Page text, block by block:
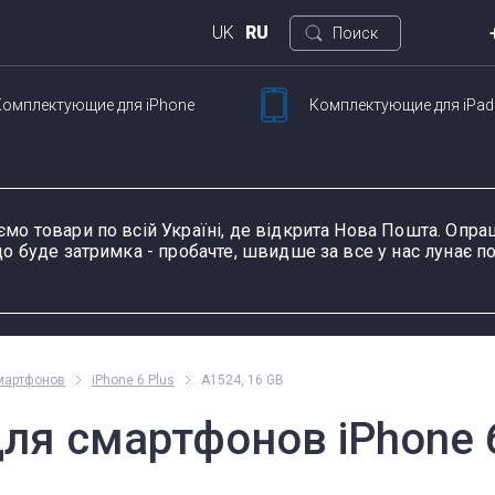
товари по всій Україні, де відкрита Нова Пошта.
затримка - пробачте, швидше за все у нас лунає
UK RU Поиск
Киев
ноутбуков
для iPhone
для смартфонов
Комплектующие для iPad
планшетов
устройства, модель или серию
iPhone 6 Plus A1524, 16 GB
смартфонов iPhone